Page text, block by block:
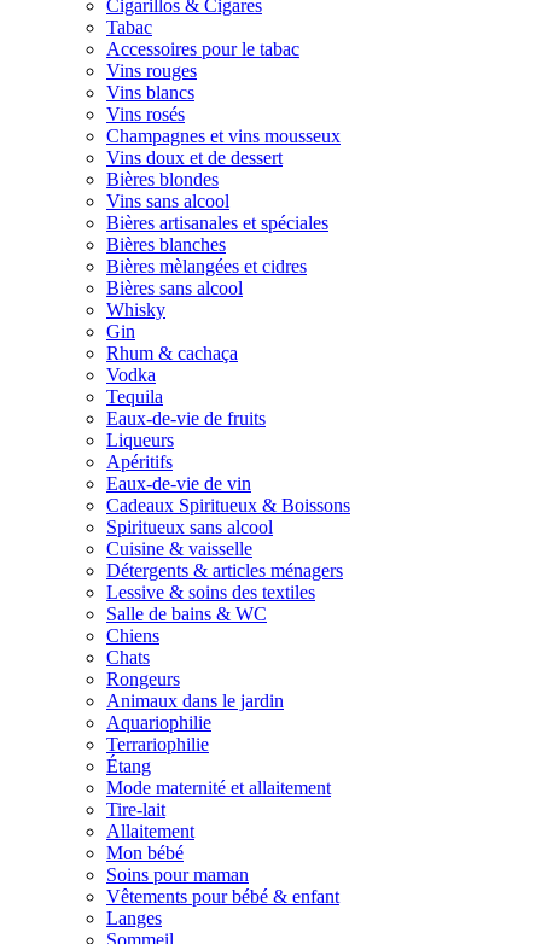
Cigarillos & Cigares
Tabac
Accessoires pour le tabac
Vins rouges
Vins blancs
Vins rosés
Champagnes et vins mousseux
Vins doux et de dessert
Bières blondes
Vins sans alcool
Bières artisanales et spéciales
Bières blanches
Bières mèlangées et cidres
Bières sans alcool
Whisky
Gin
Rhum & cachaça
Vodka
Tequila
Eaux-de-vie de fruits
Liqueurs
Apéritifs
Eaux-de-vie de vin
Cadeaux Spiritueux & Boissons
Spiritueux sans alcool
Cuisine & vaisselle
Détergents & articles ménagers
Lessive & soins des textiles
Salle de bains & WC
Chiens
Chats
Rongeurs
Animaux dans le jardin
Aquariophilie
Terrariophilie
Étang
Mode maternité et allaitement
Tire-lait
Allaitement
Mon bébé
Soins pour maman
Vêtements pour bébé & enfant
Langes
Sommeil